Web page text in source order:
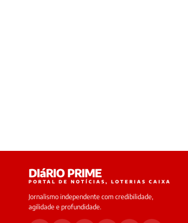
DIáRIO PRIME
PORTAL DE NOTÍCIAS, LOTERIAS CAIXA
Jornalismo independente com credibilidade,
agilidade e profundidade.